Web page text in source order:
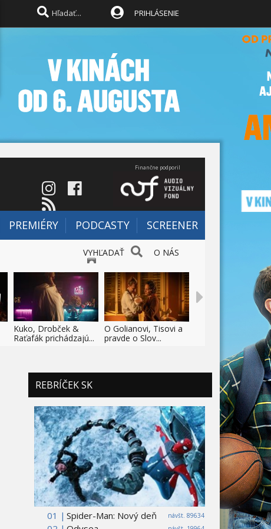
PRIHLÁSENIE
Finančne podporil
PREMIÉRY PODCASTY SCREENER
VYHĽADAŤ O NÁS
Kuko, Drobček &
Raťafák prichádzajú...
O Golianovi, Tisovi a
pravde o Slov...
REBRÍČEK SK
01 | návšt. 89634
Spider-Man: Nový deň